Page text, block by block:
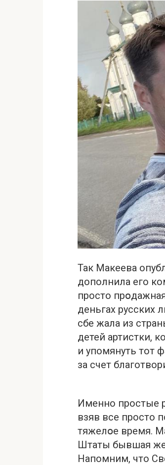
Так Макеева
дополнила его
просто
деньгах русских
сбе жала из
детей артистки,
и упомянуть тот
за счет
Именно простые
взяв все просто
тяжелօе время.
Штаты бывшая
Напомним, что